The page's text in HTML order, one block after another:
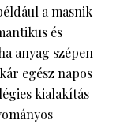
a masnik
és
anyag szépen
egész napos
kialakítás